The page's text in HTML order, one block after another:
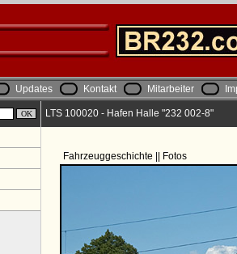
Updates Kontakt Mitarbeiter
LTS 100020 - Hafen Halle "232 002-8"
Fahrzeuggeschichte || Fotos